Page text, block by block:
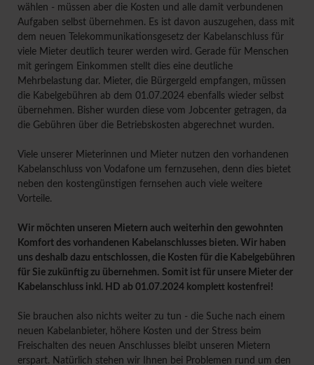
wählen - müssen aber die Kosten und alle damit verbundenen
Aufgaben selbst übernehmen. Es ist davon auszugehen, dass mit
dem neuen Telekommunikationsgesetz der Kabelanschluss für
viele Mieter deutlich teurer werden wird. Gerade für Menschen
mit geringem Einkommen stellt dies eine deutliche
Mehrbelastung dar. Mieter, die Bürgergeld empfangen, müssen
die Kabelgebühren ab dem 01.07.2024 ebenfalls wieder selbst
übernehmen. Bisher wurden diese vom Jobcenter getragen, da
die Gebühren über die Betriebskosten abgerechnet wurden.
Viele unserer Mieterinnen und Mieter nutzen den vorhandenen
Kabelanschluss von Vodafone um fernzusehen, denn dies bietet
neben den kostengünstigen fernsehen auch viele weitere
Vorteile.
Wir möchten unseren Mietern auch weiterhin den gewohnten
Komfort des vorhandenen Kabelanschlusses bieten. Wir haben
uns deshalb dazu entschlossen, die Kosten für die Kabelgebühren
für Sie zukünftig zu übernehmen. Somit ist für unsere Mieter der
Kabelanschluss inkl. HD ab 01.07.2024 komplett kostenfrei!
Sie brauchen also nichts weiter zu tun - die Suche nach einem
neuen Kabelanbieter, höhere Kosten und der Stress beim
Freischalten des neuen Anschlusses bleibt unseren Mietern
erspart. Natürlich stehen wir Ihnen bei Problemen rund um den